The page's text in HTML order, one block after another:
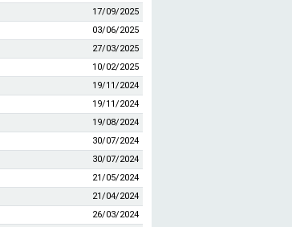
17/09/2025
03/06/2025
27/03/2025
10/02/2025
19/11/2024
19/11/2024
19/08/2024
30/07/2024
30/07/2024
21/05/2024
21/04/2024
26/03/2024